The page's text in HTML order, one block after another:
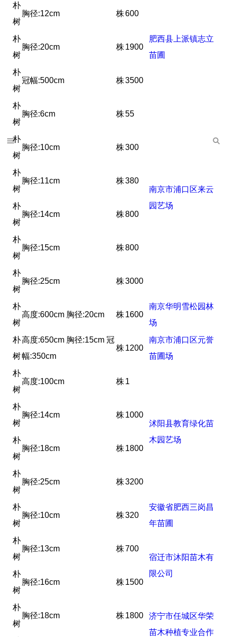
朴
树
胸径:12cm 株600
肥西县上派镇志立
苗圃
朴
树
胸径:20cm 株1900
朴
树
冠幅:500cm 株3500
朴
树
胸径:6cm 株55
南京市浦口区来云
园艺场
朴
树
胸径:10cm 株300
朴
树
胸径:11cm 株380
朴
树
胸径:14cm 株800
朴
树
胸径:15cm 株800
朴
树
胸径:25cm 株3000
朴
树
高度:600cm 胸径:20cm 株1600
南京华明雪松园林
场
朴
树
高度:650cm 胸径:15cm 冠
幅:350cm
株1200
南京市浦口区元誉
苗圃场
朴
树
高度:100cm 株1
沭阳县教育绿化苗
木园艺场
朴
树
胸径:14cm 株1000
朴
树
胸径:18cm 株1800
朴
树
胸径:25cm 株3200
朴
树
胸径:10cm 株320
安徽省肥西三岗昌
年苗圃
朴
树
胸径:13cm 株700
宿迁市沐阳苗木有
限公司
朴
树
胸径:16cm 株1500
朴
树
胸径:18cm 株1800
济宁市任城区华荣
苗木种植专业合作